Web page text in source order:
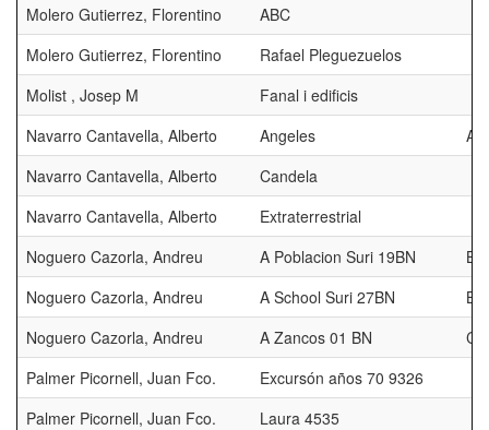
Molero Gutierrez, Florentino
ABC
Molero Gutierrez, Florentino
Rafael Pleguezuelos
Molist , Josep M
Fanal i edificis
Navarro Cantavella, Alberto
Angeles
Navarro Cantavella, Alberto
Candela
Navarro Cantavella, Alberto
Extraterrestrial
Noguero Cazorla, Andreu
A Poblacion Suri 19BN
Noguero Cazorla, Andreu
A School Suri 27BN
Noguero Cazorla, Andreu
A Zancos 01 BN
Palmer Picornell, Juan Fco.
Excursón años 70 9326
Palmer Picornell, Juan Fco.
Laura 4535